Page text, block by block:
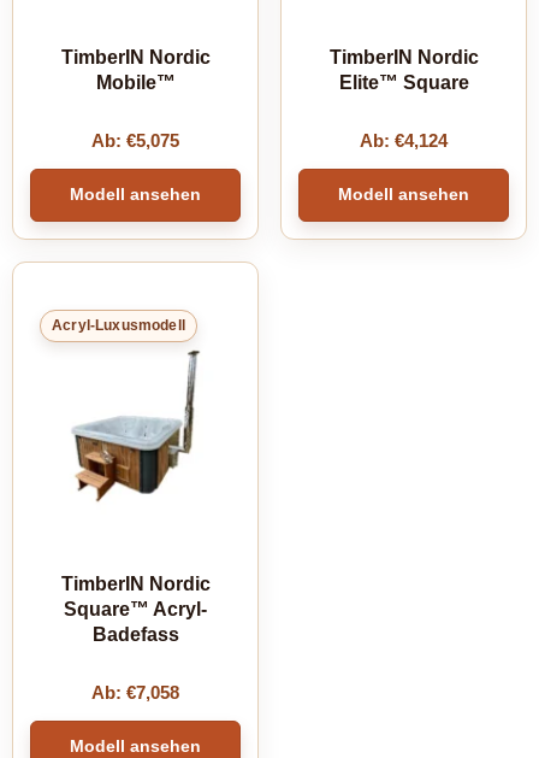
TimberIN Nordic
Mobile™
Ab: €5,075
Modell ansehen
TimberIN Nordic
Elite™ Square
Ab: €4,124
Modell ansehen
Acryl-Luxusmodell
TimberIN Nordic
Square™ Acryl-
Badefass
Ab: €7,058
Modell ansehen